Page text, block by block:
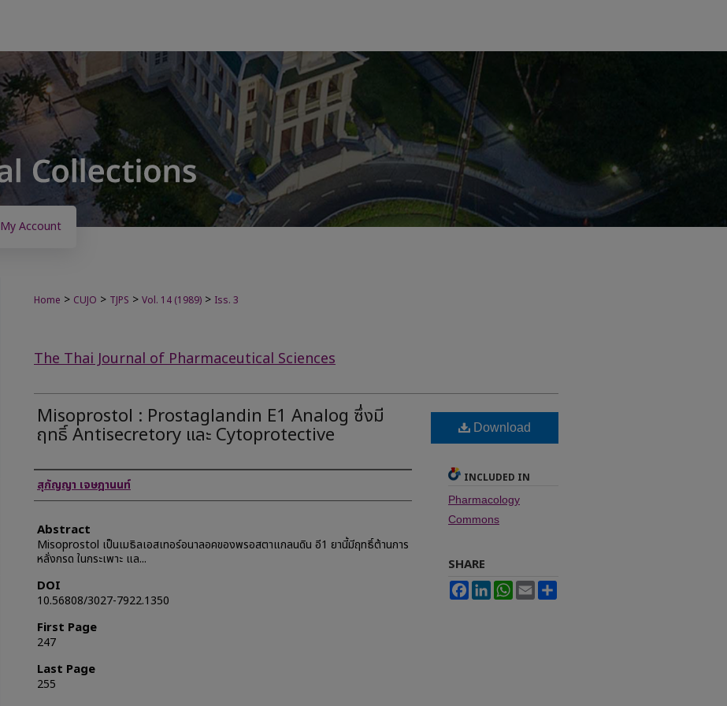
My Account
Home > CUJO > TJPS > Vol. 14 (1989) > Iss. 3
The Thai Journal of Pharmaceutical Sciences
Misoprostol : Prostaglandin E1 Analog ซึ่งมี
ฤทธิ์ Antisecretory และ Cytoprotective
Authors
สุกัญญา เจษฎานนท์
Abstract
Misoprostol เป็นเมธิลเอสเทอร์อนาลอคของพรอสตาแกลนดิน อี1 ยานี้มีฤทธิ์ต้านการ
หลั่งกรด ในกระเพาะ แล...
DOI
10.56808/3027-7922.1350
First Page
247
Last Page
255
Download
INCLUDED IN
Pharmacology
Commons
SHARE
FacebookLinkedInWhatsApp
Email